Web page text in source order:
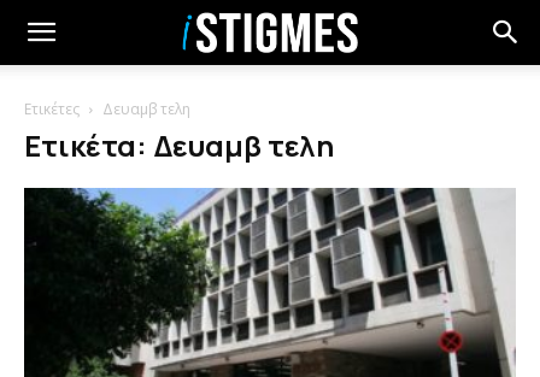
Ετικέτες Δευαμβ τελη
Ετικέτα: Δευαμβ τελη